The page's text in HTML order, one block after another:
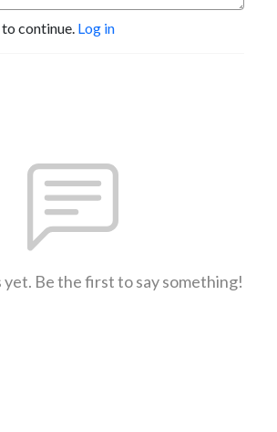
to continue. Log in
yet. Be the first to say something!